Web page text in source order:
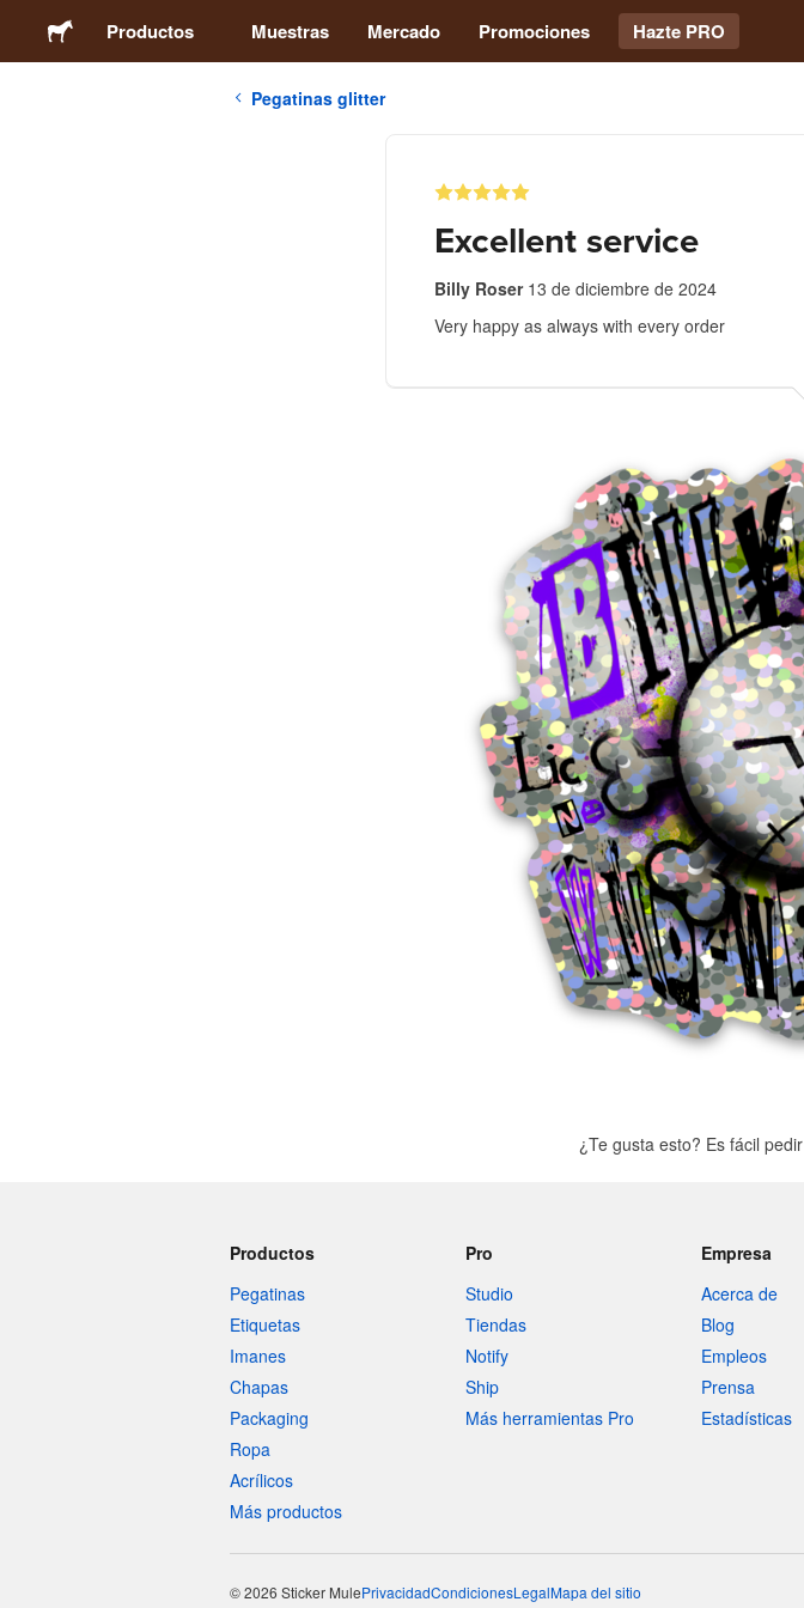
Productos Muestras Mercado Promociones Hazte PRO
Pegatinas glitter
Excellent service
Billy Roser 13 de diciembre de 2024
Very happy as always with every order
¿Te gusta esto? Es fácil pedir
Productos
Pegatinas
Etiquetas
Imanes
Chapas
Packaging
Ropa
Acrílicos
Más productos
Pro
Studio
Tiendas
Notify
Ship
Más herramientas Pro
Empresa
Acerca de
Blog
Empleos
Prensa
Estadísticas
© 2026 Sticker MulePrivacidadCondicionesLegalMapa del sitio